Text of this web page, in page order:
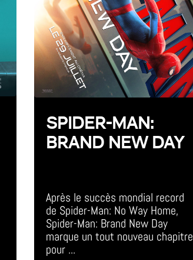
SPIDER-MAN:
BRAND NEW DAY
Après le succès mondial record
de Spider-Man: No Way Home,
Spider-Man: Brand New Day
marque un tout nouveau chapitre
pour ...